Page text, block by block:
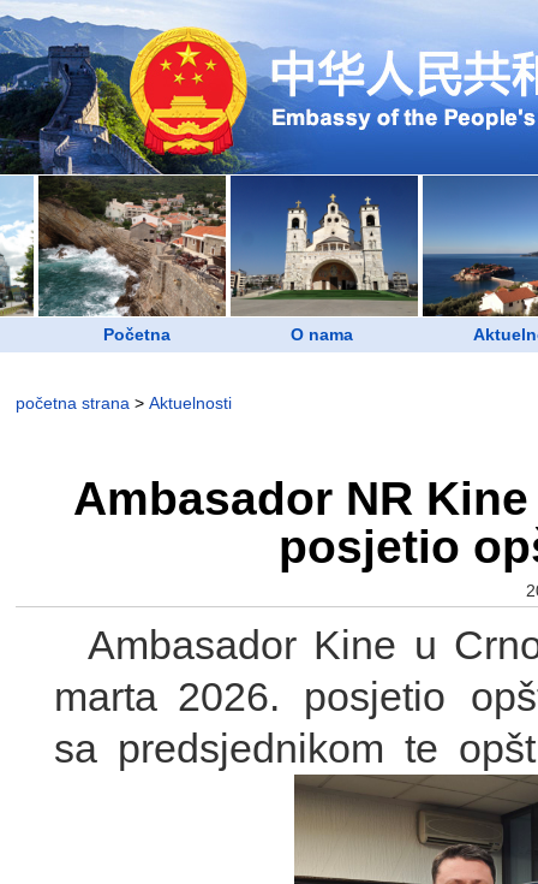
Početna O nama
početna strana > Aktuelnosti
Ambasador NR
posjetio
Ambasador Kine u
marta 2026. posjetio
sa predsjednikom te